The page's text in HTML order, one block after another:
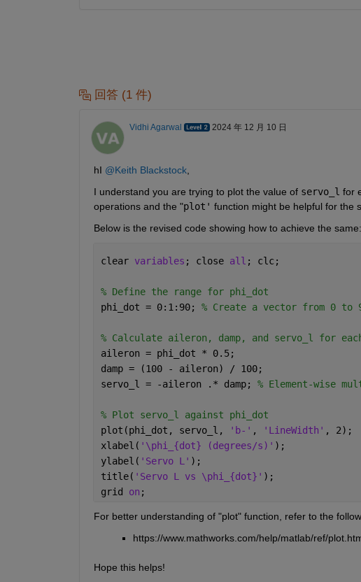
回答 (1 件)
Vidhi Agarwal 2024 年 12 月 10 日
hI @Keith Blackstock,
I understand you are trying to plot the value of servo_l for
operations and the "plot' function might be helpful for the
Below is the revised code showing how to achieve the same:
clear variables ; close all ; clc;
% Define the range for phi_dot
phi_dot = 0:1:90; % Create a vector from 0 to
% Calculate aileron, damp, and servo_l for
aileron = phi_dot * 0.5;
damp = (100 - aileron) / 100;
servo_l = -aileron .* damp; % Element-wise
% Plot servo_l against phi_dot
plot(phi_dot, servo_l,
'b-' , 'LineWidth' , 2);
xlabel( '\phi_{dot} (degrees/s)' );
ylabel( 'Servo L' );
title( 'Servo L vs \phi_{dot}' );
grid on ;
For better understanding of "plot" function, refer to the
https://www.mathworks.com/help/matlab/ref/
Hope this helps!